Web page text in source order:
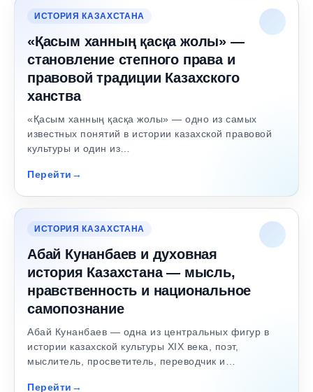
ИСТОРИЯ КАЗАХСТАНА
«Қасым ханның қасқа жолы» —
становление степного права и
правовой традиции Казахского
ханства
«Қасым ханның қасқа жолы» — одно из самых
известных понятий в истории казахской правовой
культуры и один из…
Перейти
ИСТОРИЯ КАЗАХСТАНА
Абай Кунанбаев и духовная
история Казахстана — мысль,
нравственность и национальное
самопознание
Абай Кунанбаев — одна из центральных фигур в
истории казахской культуры XIX века, поэт,
мыслитель, просветитель, переводчик и…
Перейти